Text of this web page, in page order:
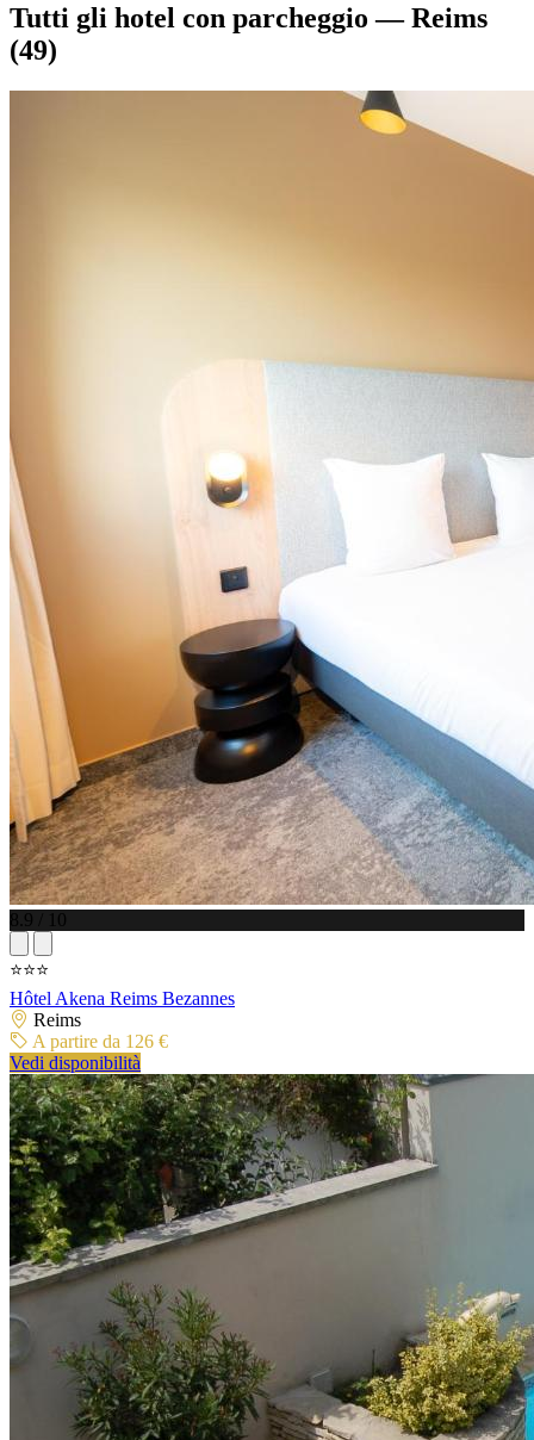
Tutti gli hotel con parcheggio — Reims
(49)
8.9 / 10
⭐⭐⭐
Hôtel Akena Reims Bezannes
Reims
A partire da 126 €
Vedi disponibilità